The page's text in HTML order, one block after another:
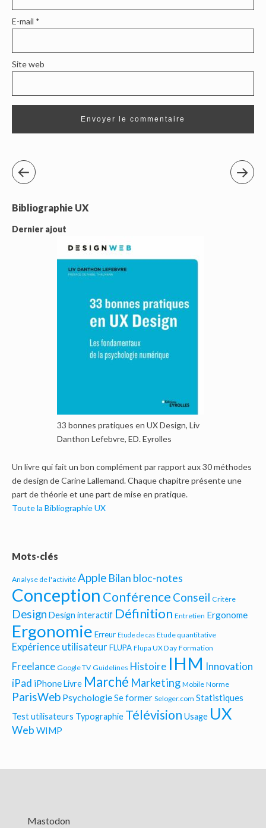
E-mail *
Site web
Bibliographie UX
Dernier ajout
33 bonnes pratiques en UX Design, Liv
Danthon Lefebvre, ED. Eyrolles
Un livre qui fait un bon complément par rapport aux 30 méthodes
de design de Carine Lallemand. Chaque chapitre présente une
part de théorie et une part de mise en pratique.
Toute la Bibliographie UX
Mots-clés
Analyse de l'activité Apple Bilan bloc-notes
Conception Conférence Conseil Critère
Design Design interactif Définition Entretien Ergonome
Ergonomie Erreur Etude de cas Etude quantitative
Expérience utilisateur FLUPA Flupa UX Day Formation
Freelance Google TV Guidelines Histoire IHM Innovation
iPad iPhoneLivre Marché Marketing Mobile Norme
ParisWeb PsychologieSe former Seloger.com Statistiques
Test utilisateurs Typographie Télévision Usage UX
Web WIMP
Mastodon